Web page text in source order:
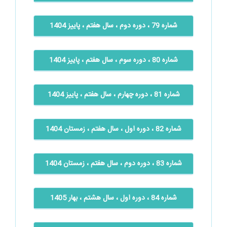
شماره 79 ، دوره دوم ، سال هفتم ، پاییز 1404
شماره 80 ، دوره سوم ، سال هفتم ، پاییز 1404
شماره 81 ، دوره چهارم ، سال هفتم ، پاییز 1404
شماره 82 ، دوره اول ، سال هفتم ، زمستان 1404
شماره 83 ، دوره دوم ، سال هفتم ، زمستان 1404
شماره 84 ، دوره اول ، سال هشتم ، بهار 1405